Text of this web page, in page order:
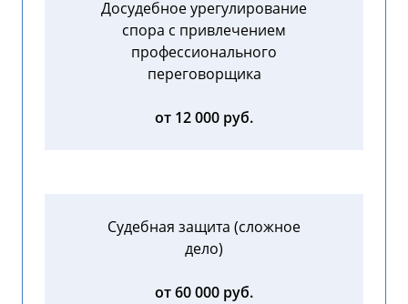
Досудебное урегулирование
спора с привлечением
профессионального
переговорщика
от 12 000 руб.
Судебная защита (сложное
дело)
от 60 000 руб.